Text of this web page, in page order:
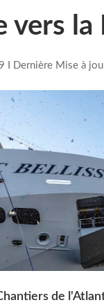
vers
I Dernière Mise à
de